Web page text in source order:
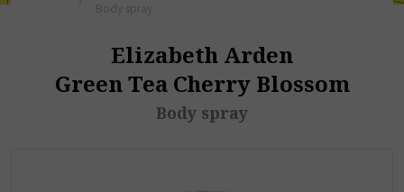
Elizabeth Arden
Green Tea Cherry Blossom
Body spray